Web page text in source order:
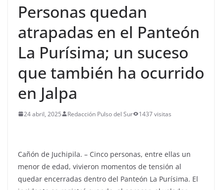
Personas quedan
atrapadas en el Panteón
La Purísima; un suceso
que también ha ocurrido
en Jalpa
24 abril, 2025 Redacción Pulso del Sur 1437 visitas
Cañón de Juchipila. – Cinco personas, entre ellas un
menor de edad, vivieron momentos de tensión al
quedar encerradas dentro del Panteón La Purísima. El